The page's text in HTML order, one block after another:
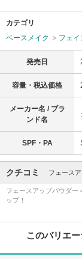
カテゴリ
ベースメイク
フェイ
発売日
容量・税込価格
メーカー名 / ブラ
ンド名
SPF・PA
クチコミ フェース
フェースアップパウダー
ップ！
このバリエ